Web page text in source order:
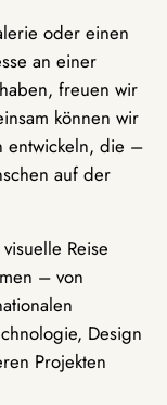
oder einen
an einer
freuen wir
können wir
entwickeln, die –
auf der
Reise
– von
Design
Projekten